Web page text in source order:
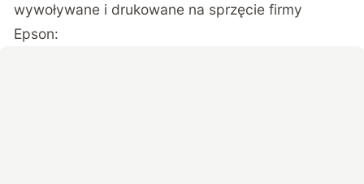
wywoływane i drukowane na sprzęcie firmy
Epson: